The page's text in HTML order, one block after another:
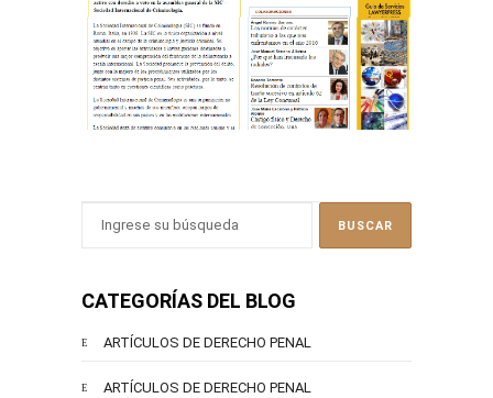
CATEGORÍAS DEL BLOG
ARTÍCULOS DE DERECHO PENAL
ARTÍCULOS DE DERECHO PENAL